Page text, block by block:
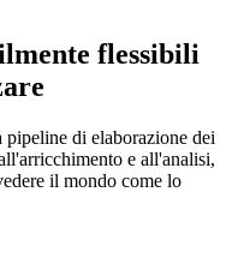
flessibili
di elaborazione dei
e all'analisi,
il mondo come lo